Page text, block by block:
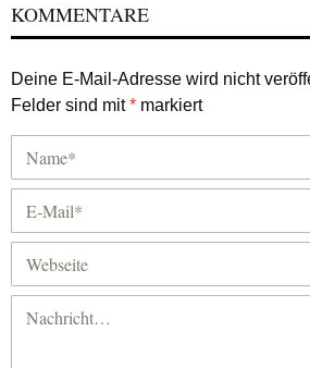
KOMMENTARE
Deine E-Mail-Adresse wird nicht
Felder sind mit* markiert